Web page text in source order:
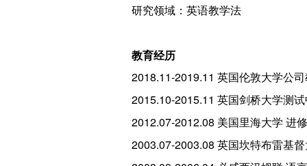
研究领域：英语教学法
教育经历
2018.11-2019.11 英国伦敦大学公
2015.10-2015.11 英国剑桥大学测
2012.07-2012.08 美国里海大学 进
2003.07-2003.08 英国坎特布雷基